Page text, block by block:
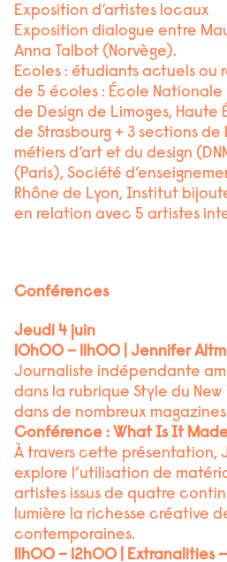
Exposition d’artistes locaux
Exposition dialogue entre
Anna Talbot (Norvège).
Ecoles : étudiants actuels ou
de 5 écoles : École Nationale
de Design de Limoges, Haute
de Strasbourg + 3 sections
métiers d’art et du design
(Paris), Société
Rhône de Lyon, Institut
en relation avec 5 artistes
Conférences
Jeudi 4 juin
10h00 – 11h00 | Jennifer
Journaliste indépendante
dans la rubrique Style du New
dans de nombreux
Conférence : What Is It
À travers cette présentation,
explore l’utilisation de
artistes issus de quatre
lumière la richesse créative
contemporaines.
11h00 – 12h00 | Extranalities